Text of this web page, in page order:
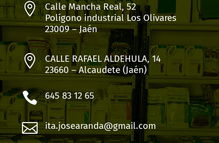

Calle Mancha Real, 52
Polígono industrial Los Olivares
23009 – Jaén

CALLE RAFAEL ALDEHULA, 14
23660 – Alcaudete (Jaén)
 645 83 12 65
 ita.josearanda@gmail.com